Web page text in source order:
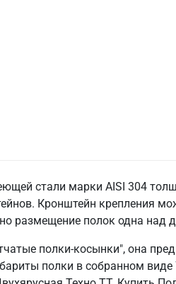
стали марки AISI 304
Кронштейн крепления
размещение полок одна над
полки-косынки", она
полки в собранном